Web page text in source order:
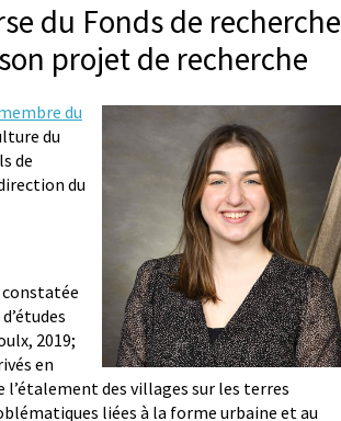
du Fonds de recherche
projet de recherche
du
du
de
du
2019;
en
l’étalement des villages sur les terres
liées à la forme urbaine et au